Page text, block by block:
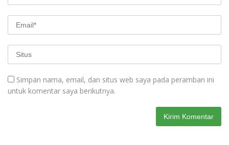
Simpan nama, email, dan situs web saya pada peramban ini
untuk komentar saya berikutnya.